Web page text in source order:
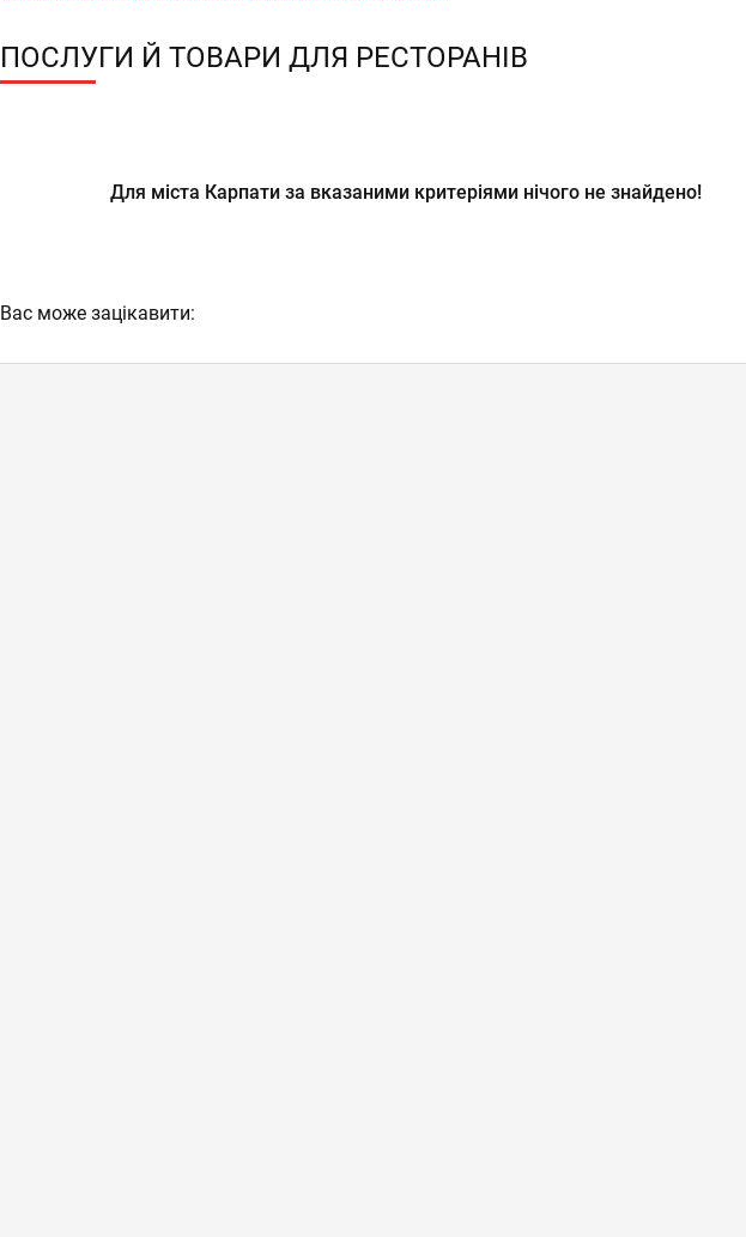
ПОСЛУГИ Й ТОВАРИ ДЛЯ РЕСТОРАНІВ
Для міста Карпати за вказаними критеріями нічого не знайдено!
Вас може зацікавити: